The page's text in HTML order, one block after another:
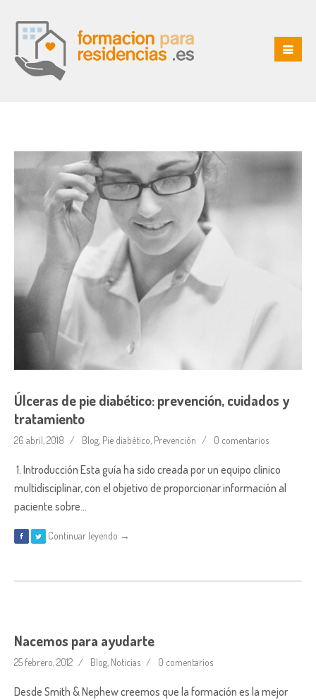
Úlceras de pie diabético: prevención, cuidados y
tratamiento
26 abril, 2018 Blog, Pie diabético, Prevención 0 comentarios
1. Introducción Esta guía ha sido creada por un equipo clínico
multidisciplinar, con el objetivo de proporcionar información al
paciente sobre…
Continuar leyendo →
Nacemos para ayudarte
25 febrero, 2012 Blog, Noticias 0 comentarios
Desde Smith & Nephew creemos que la formación es la mejor